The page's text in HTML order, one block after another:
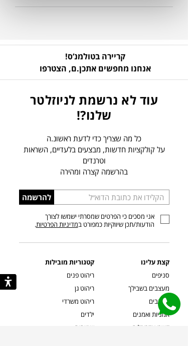
קריירה בטולמנ’ס!
אנחנו מחפשים אתכן.ם, הצטרפו
עוד לא נרשמת לניוזלטר
שלנו?!
כל מה שצריך כדי לדעת ראשונ.ה
על קולקציות חדשות, מבצעים בלעדיים, השראות
וטרנדים
בהרשמה קצרה ומהירה
הכניסו
כתובת
דוא”ל
להרשמה
אני מסכים כי הפרטים שמסרתי ישמשו לצורך
הודעות/תכן שיווקיות כמפורט במדיניות הפרטיות.
קצת עלינו
סניפים
מעצבים בשבילך
מעצבים
אמניות ואמנים
קשרי אדריכלים
קטגוריות מובילות
ריהוט פנים
ריהוט גן
ריהוט משרדי
ילדים
שטיחים